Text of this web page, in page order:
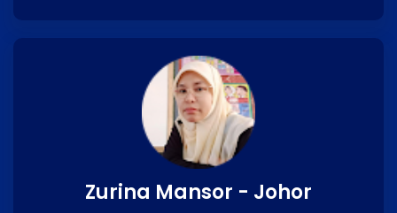
Zurina Mansor - Johor